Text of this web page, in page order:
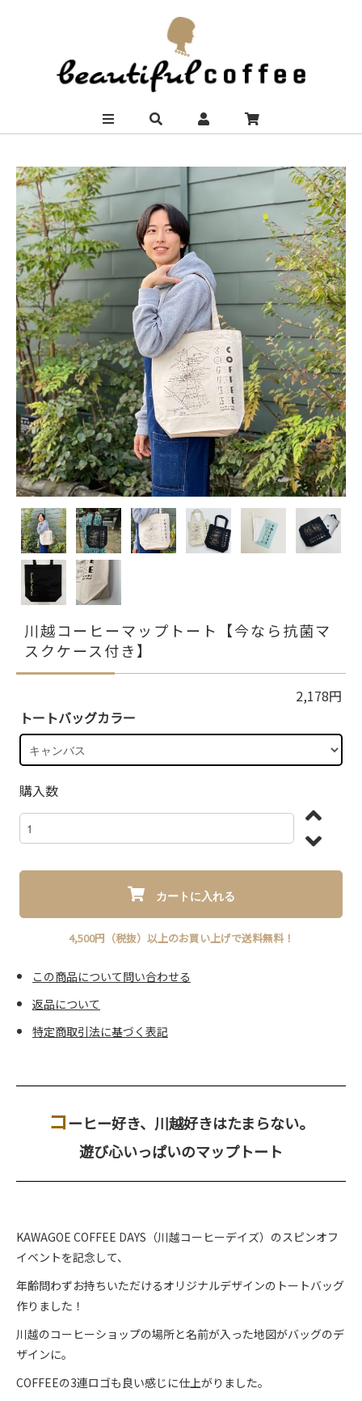
川越コーヒーマップトート【今なら抗菌マ
スクケース付き】
2,178円
トートバッグカラー
購入数
カートに入れる
4,500円（税抜）以上のお買い上げで送料無料！
この商品について問い合わせる
返品について
特定商取引法に基づく表記
コーヒー好き、川越好きはたまらない。
遊び心いっぱいのマップトート
KAWAGOE COFFEE DAYS（川越コーヒーデイズ）のスピンオフ
イベントを記念して、
年齢問わずお持ちいただけるオリジナルデザインのトートバッグ
作りました！
川越のコーヒーショップの場所と名前が入った地図がバッグのデ
ザインに。
COFFEEの3連ロゴも良い感じに仕上がりました。